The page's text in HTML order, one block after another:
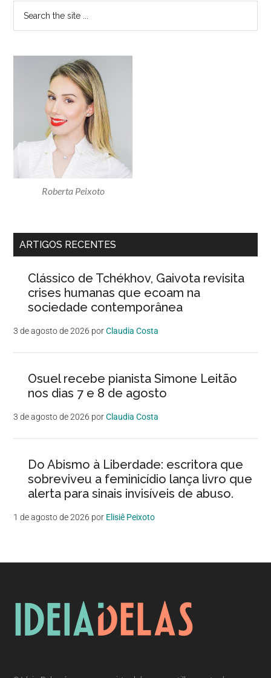
Roberta Peixoto
ARTIGOS RECENTES
Clássico de Tchékhov, Gaivota revisita
crises humanas que ecoam na
sociedade contemporânea
3 de agosto de 2026 porClaudia Costa
Osuel recebe pianista Simone Leitão
nos dias 7 e 8 de agosto
3 de agosto de 2026 porClaudia Costa
Do Abismo à Liberdade: escritora que
sobreviveu a feminicídio lança livro que
alerta para sinais invisíveis de abuso.
1 de agosto de 2026 por Elisiê Peixoto